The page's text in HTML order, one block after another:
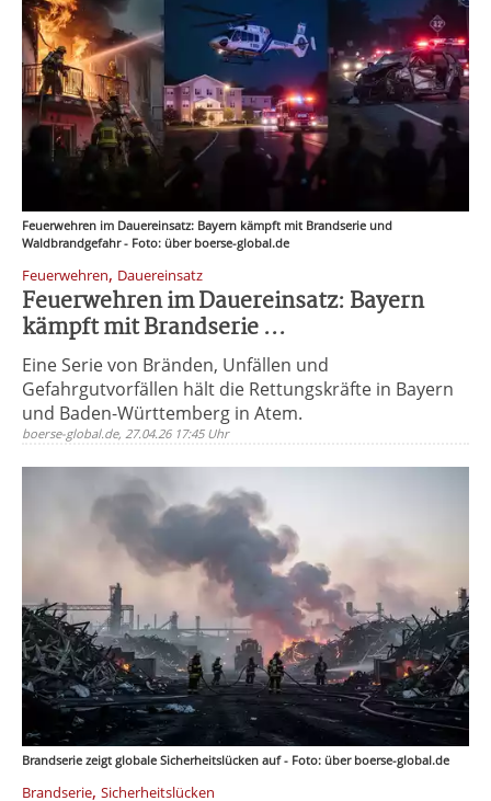
Feuerwehren im Dauereinsatz: Bayern kämpft mit Brandserie und
Waldbrandgefahr - Foto: über boerse-global.de
Feuerwehren, Dauereinsatz
Feuerwehren im Dauereinsatz: Bayern
kämpft mit Brandserie ...
Eine Serie von Bränden, Unfällen und
Gefahrgutvorfällen hält die Rettungskräfte in Bayern
und Baden-Württemberg in Atem.
boerse-global.de, 27.04.26 17:45 Uhr
Brandserie zeigt globale Sicherheitslücken auf - Foto: über boerse-global.de
Brandserie, Sicherheitslücken